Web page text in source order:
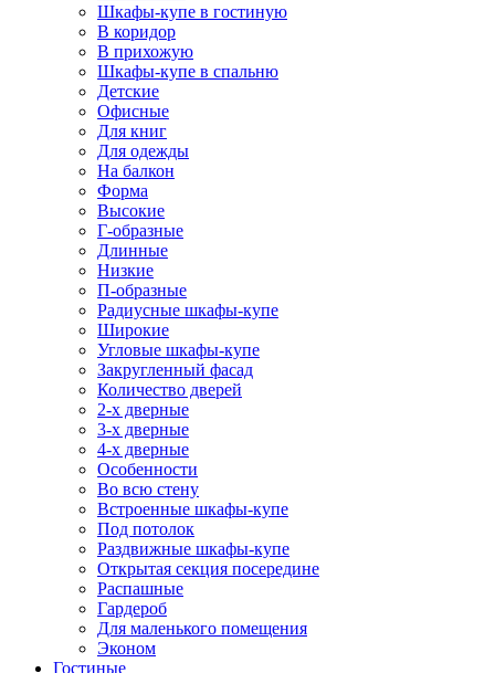
Шкафы-купе в гостиную
В коридор
В прихожую
Шкафы-купе в спальню
Детские
Офисные
Для книг
Для одежды
На балкон
Форма
Высокие
Г-образные
Длинные
Низкие
П-образные
Радиусные шкафы-купе
Широкие
Угловые шкафы-купе
Закругленный фасад
Количество дверей
2-х дверные
3-х дверные
4-х дверные
Особенности
Во всю стену
Встроенные шкафы-купе
Под потолок
Раздвижные шкафы-купе
Открытая секция посередине
Распашные
Гардероб
Для маленького помещения
Эконом
Гостиные